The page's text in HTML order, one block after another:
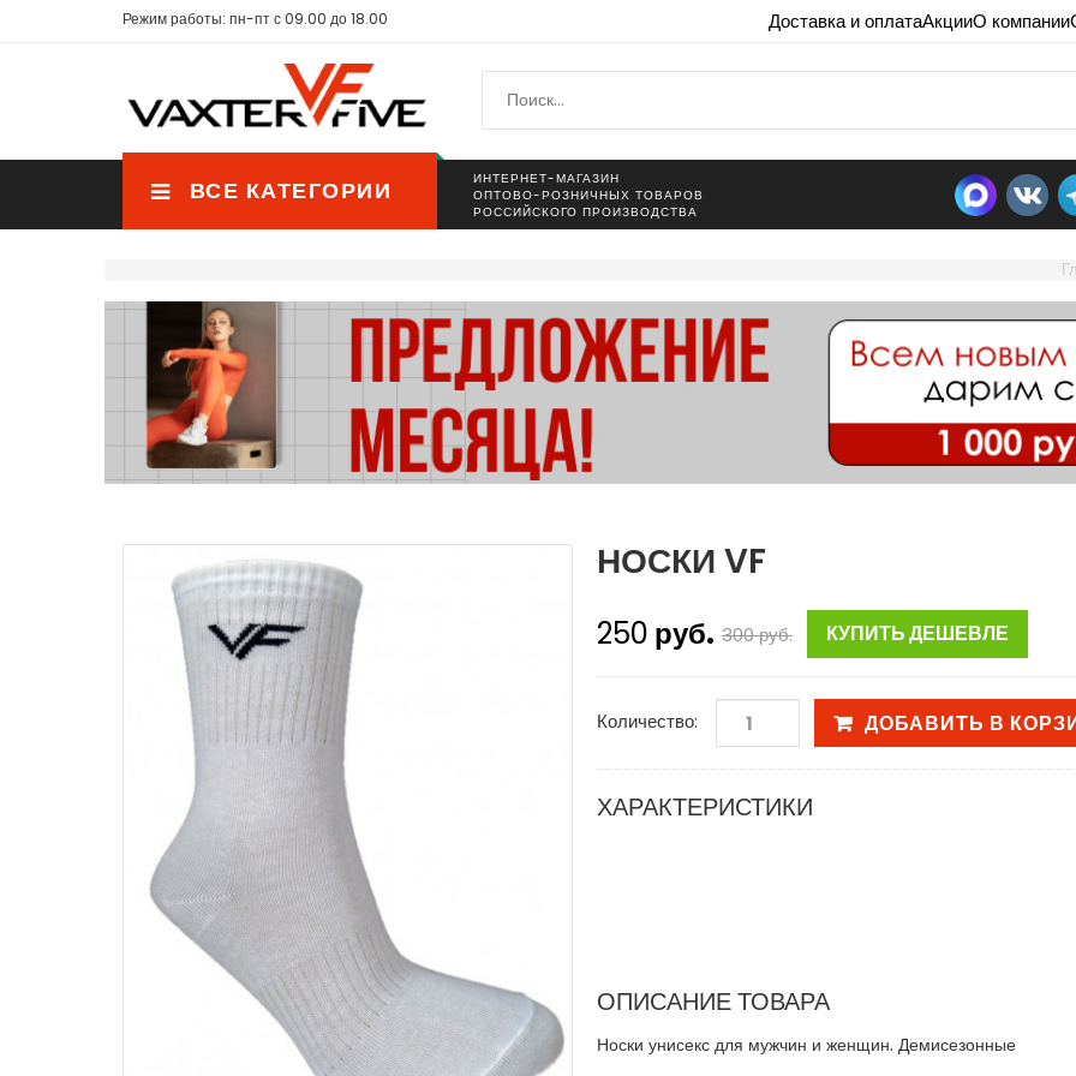
Режим работы: пн-пт с 09.00 до 18.00 Доставка и оплатаАкцииО компании
ВСЕ КАТЕГОРИИ
ИНТЕРНЕТ-МАГАЗИН
ОПТОВО-РОЗНИЧНЫХ ТОВАРОВ
РОССИЙСКОГО ПРОИЗВОДСТВА
НОСКИ VF
250 руб. 300руб. КУПИТЬ ДЕШЕВЛЕ
Количество: ДОБАВИТЬ В
ХАРАКТЕРИСТИКИ
ОПИСАНИЕ ТОВАРА
Носки унисекс для мужчин и женщин. Демисезонные